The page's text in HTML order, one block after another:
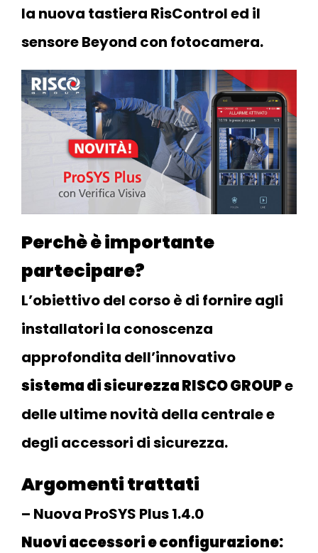
la nuova tastiera RisControl ed il
sensore Beyond con fotocamera.
Perchè è importante
partecipare?
L’obiettivo del corso è di fornire agli
installatori la conoscenza
approfondita dell’innovativo
sistema di sicurezza RISCO GROUPe
delle ultime novità della centrale e
degli accessori di sicurezza.
Argomenti trattati
– Nuova ProSYS Plus 1.4.0
Nuovi accessori e configurazione: